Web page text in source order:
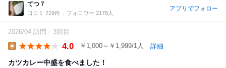
てつ７
口コミ 729件 フォロワー 2178人
アプリでフォロー
2026/04 訪問 3回目
4.0 ￥1,000～￥1,999/1人 詳細
カツカレー中盛を食べました！